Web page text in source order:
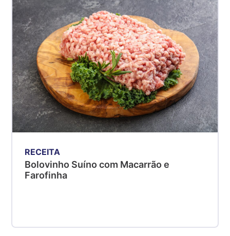
SP
R$ 5,08
kg
Suíno - Estadual
MG
R$ 5,07
kg
Suíno - Estadual
PR
R$ 4,53
Suíno - Estadual
SC
RS
RECEITA
Bolovinho Suíno com Macarrão e
Farofinha